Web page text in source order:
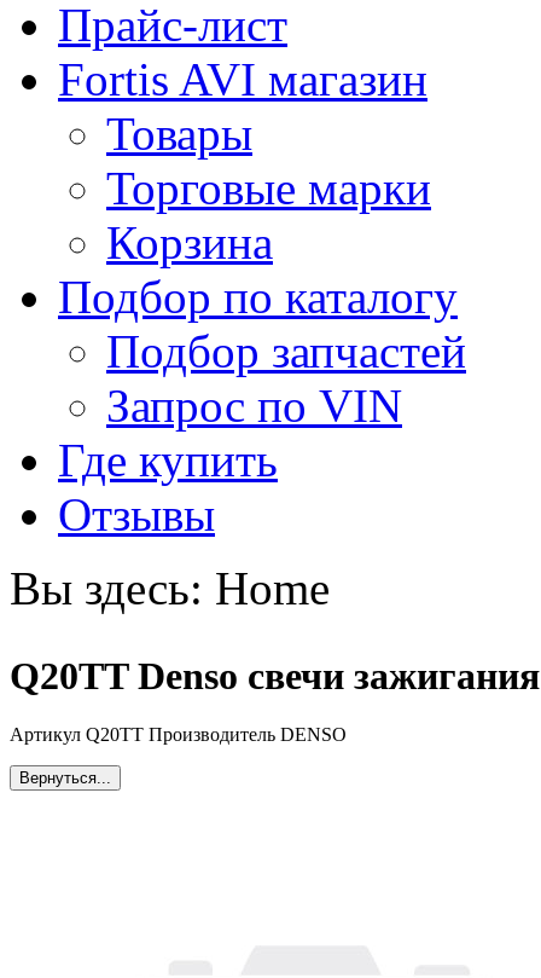
Прайс-лист
Fortis AVI магазин
Товары
Торговые марки
Корзина
Подбор по каталогу
Подбор запчастей
Запрос по VIN
Где купить
Отзывы
Вы здесь: Home
Q20TT Denso свечи зажигания
Артикул Q20TT Производитель DENSO
Вернуться...